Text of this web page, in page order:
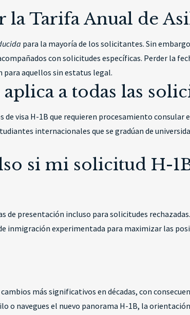
la Tarifa Anual de
para la mayoría de los solicitantes. Sin
con solicitudes específicas. Perder la
aquellos sin estatus legal.
a todas las
visa H-1B que requieren procesamiento consular
internacionales que se gradúan de
si mi solicitud H-
de presentación incluso para solicitudes
inmigración experimentada para maximizar las
más significativos en décadas, con
o navegues el nuevo panorama H-1B, la